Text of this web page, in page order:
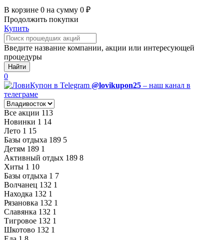
В корзине 0 на сумму 0 ₽
Продолжить покупки
Купить
Введите название компании, акции или интересующей
процедуры
Найти
0
@lovikupon25 – наш канал в
телеграме
Все акции 113
Новинки 1 14
Лето 1 15
Базы отдыха 189 5
Детям 189 1
Активный отдых 189 8
Хиты 1 10
Базы отдыха 1 7
Волчанец 132 1
Находка 132 1
Рязановка 132 1
Славянка 132 1
Тигровое 132 1
Шкотово 132 1